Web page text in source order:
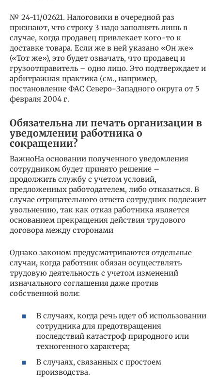
№ 24-11/02621. Налоговики в очередной раз
признают, что строку 3 надо заполнять лишь в
случае, когда продавец привлекает кого-то к
доставке товара. Если же в ней указано «Он же»
(«Тот же»), это будет означать, что продавец и
грузоотправитель – одно лицо. Это подтверждает и
арбитражная практика (см., например,
постановление ФАС Северо-Западного округа от 5
февраля 2004 г.
Обязательна ли печать организации в
уведомлении работника о
сокращении?
ВажноНа основании полученного уведомления
сотрудником будет принято решение –
продолжить службу с учетом условий,
предложенных работодателем, либо отказаться. В
случае отрицательного ответа сотрудник подлежит
увольнению, так как отказ работника является
основанием прекращения действия трудового
договора между сторонами
Однако законом предусматриваются отдельные
случаи, когда работник обязан осуществлять
трудовую деятельность с учетом изменений
изначального соглашения даже против
собственной воли:
В случаях, когда речь идет об использовании
сотрудника для предотвращения
последствий катастроф природного или
техногенного характера;
В случаях, связанных с простоем
производства.